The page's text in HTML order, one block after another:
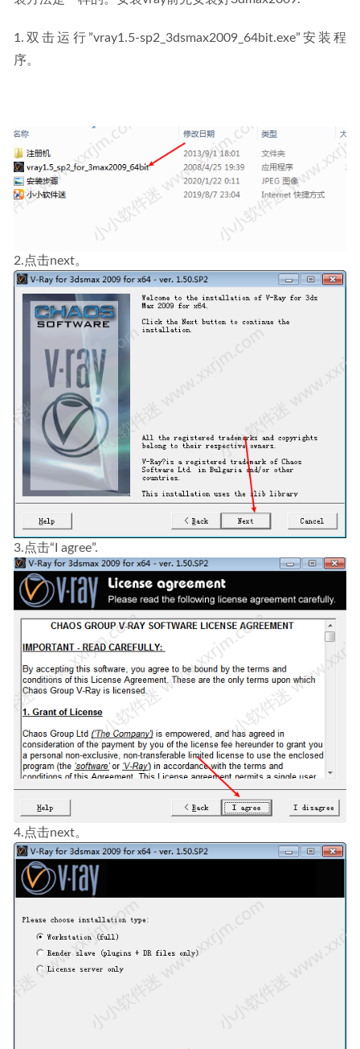
1.双击运行”vray1.5-sp2_3dsmax2009_64bit.exe”安装程
序。
2.点击next。
3.点击“I agree”.
4.点击next。